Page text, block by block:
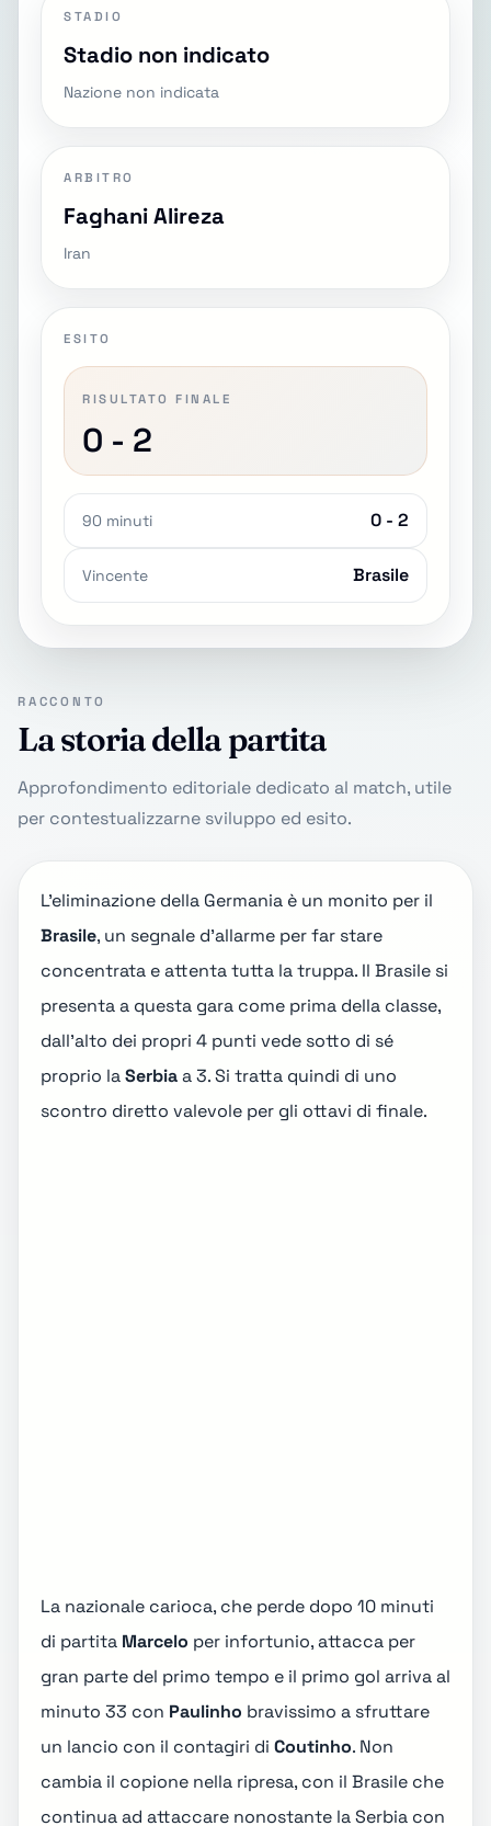
STADIO
Stadio non indicato
Nazione non indicata
ARBITRO
Faghani Alireza
Iran
ESITO
RISULTATO FINALE
0 - 2
90 minuti 0 - 2
Vincente Brasile
RACCONTO
La storia della partita
Approfondimento editoriale dedicato al match, utile
per contestualizzarne sviluppo ed esito.
L'eliminazione della Germania è un monito per il
Brasile, un segnale d'allarme per far stare
concentrata e attenta tutta la truppa. Il Brasile si
presenta a questa gara come prima della classe,
dall'alto dei propri 4 punti vede sotto di sé
proprio laSerbiaa 3. Si tratta quindi di uno
scontro diretto valevole per gli ottavi di finale.
La nazionale carioca, che perde dopo 10 minuti
di partita Marcelo per infortunio, attacca per
gran parte del primo tempo e il primo gol arriva al
minuto 33 con Paulinho bravissimo a sfruttare
un lancio con il contagiri di Coutinho. Non
cambia il copione nella ripresa, con il Brasile che
continua ad attaccare nonostante la Serbia con